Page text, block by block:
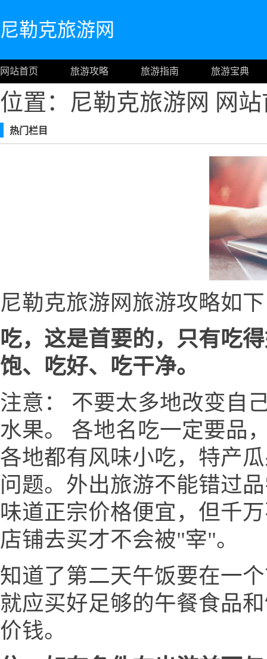
尼勒克旅游网
网站首页 旅游攻略 旅游指南 旅游宝典
位置：尼勒克旅游网 网
热门栏目
尼勒克旅游网旅游攻略如
吃，这是首要的，只有吃
饱、吃好、吃干净。
注意： 不要太多地改变自
水果。 各地名吃一定要品
各地都有风味小吃，特产
问题。外出旅游不能错过
味道正宗价格便宜，但千
店铺去买才不会被"宰"。
知道了第二天午饭要在一
就应买好足够的午餐食品
价钱。